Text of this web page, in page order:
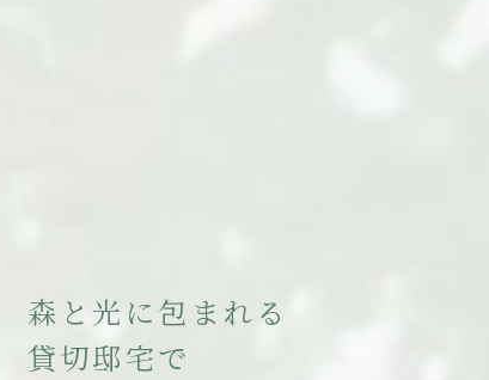
森 と 光 に包 ま れ る
貸切邸宅で